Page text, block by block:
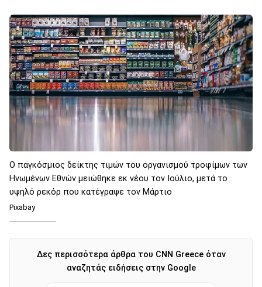
Ο παγκόσμιος δείκτης τιμών του οργανισμού τροφίμων των
Ηνωμένων Εθνών μειώθηκε εκ νέου τον Ιούλιο, μετά το
υψηλό ρεκόρ που κατέγραψε τον Μάρτιο
Pixabay
Δες περισσότερα άρθρα του CNN Greece όταν
αναζητάς ειδήσεις στην Google